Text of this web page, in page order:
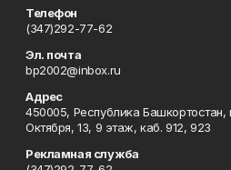
Телефон
(347)292-77-62
Эл. почта
bp2002@inbox.ru
Адрес
450005, Республика Башкортостан,
Октября, 13, 9 этаж, каб. 912, 923
Рекламная служба